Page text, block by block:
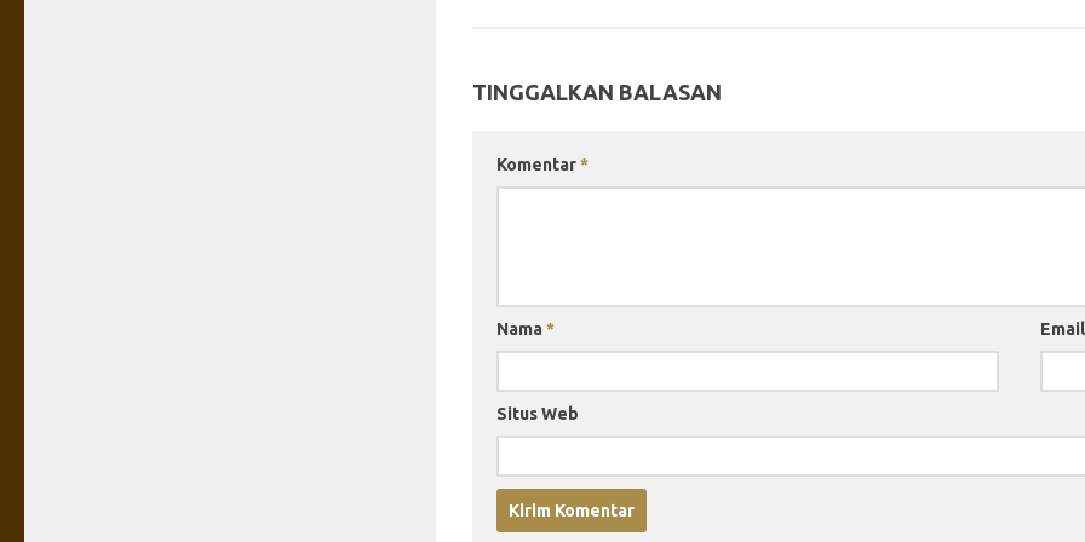
TINGGALKAN BALASAN
Komentar*
Nama *
Situs Web